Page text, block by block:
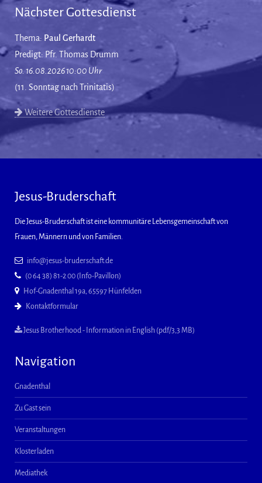
Nächster Gottesdienst
Thema: Paul Gerhardt
Predigt: Pfr. Thomas Drumm
So. 16.08.2026 10:00 Uhr
(11. Sonntag nach Trinitatis)
Weitere Gottesdienste
Jesus-Bruderschaft
Die Jesus-Bruderschaft ist eine kommunitäre Lebensgemeinschaft von
Frauen, Männern und von Familien.
info@jesus-bruderschaft.de
(0 64 38) 81-2 00 (Info-Pavillon)
Hof-Gnadenthal 19a, 65597 Hünfelden
Kontaktformular
Jesus Brotherhood - Information in English (pdf/3,3 MB)
Navigation
Gnadenthal
Zu Gast sein
Veranstaltungen
Klosterladen
Mediathek